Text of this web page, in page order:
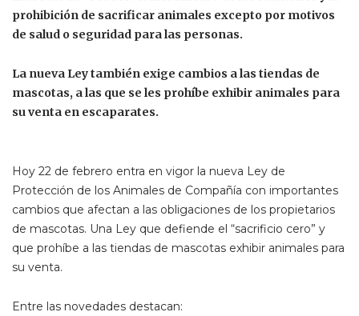
prohibición de sacrificar animales excepto por motivos
de salud o seguridad para las personas.
La nueva Ley también exige cambios a las tiendas de
mascotas, a las que se les prohíbe exhibir animales para
su venta en escaparates.
Hoy 22 de febrero entra en vigor la nueva Ley de
Protección de los Animales de Compañía con importantes
cambios que afectan a las obligaciones de los propietarios
de mascotas. Una Ley que defiende el “sacrificio cero” y
que prohíbe a las tiendas de mascotas exhibir animales para
su venta.
Entre las novedades destacan: